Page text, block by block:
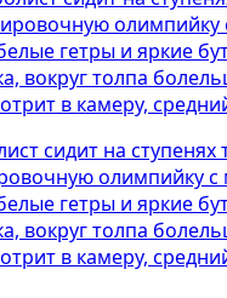
сидит на ступенях
олимпийку с
гетры и яркие
вокруг толпа
в камеру,